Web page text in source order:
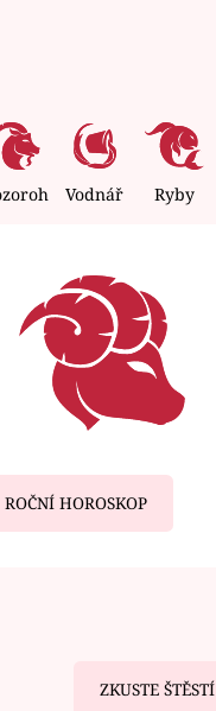
Vodnář Ryby
ROČNÍ HOROSKOP
ZKUSTE ŠTĚSTÍ